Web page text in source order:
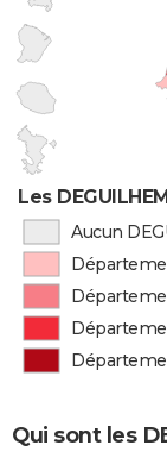
Les
Aucun
Qui sont les